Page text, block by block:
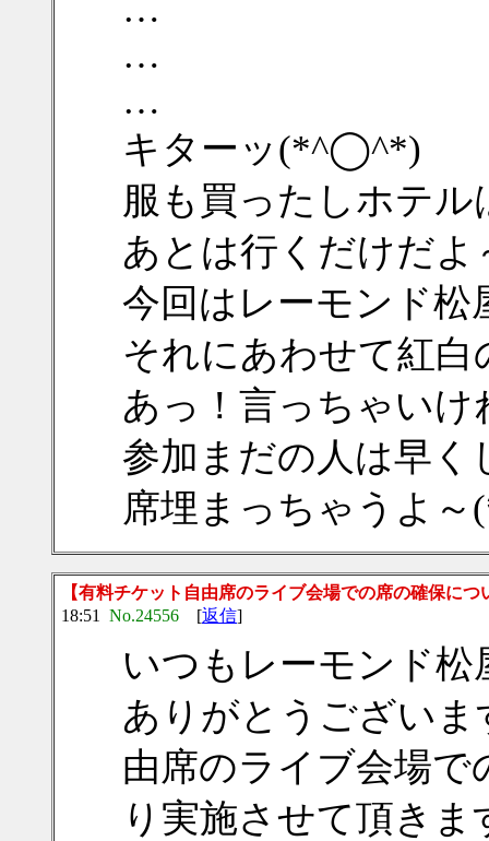
…
…
…
キターッ(*^◯^*)
服も買ったしホテル
あとは行くだけだ
今回はレーモンド松
それにあわせて紅白
あっ！言っちゃいけ
参加まだの人は早く
席埋まっちゃうよ
【有料チケット自由席のライブ会場での席の確保につ
18:51 No.24556 [返信]
いつもレーモンド
ありがとうござい
由席のライブ会場
り実施させて頂きま